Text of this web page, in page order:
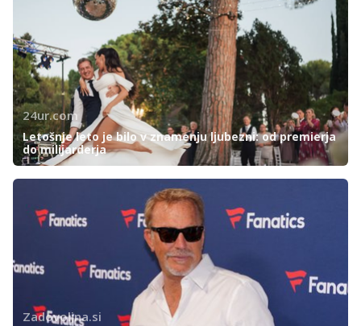
24ur.com
Letošnje leto je bilo v znamenju ljubezni: od premierja
do milijarderja
Zadovoljna.si